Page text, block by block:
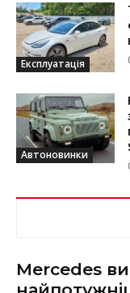
Експлуатація
Автоновинки
Mercedes